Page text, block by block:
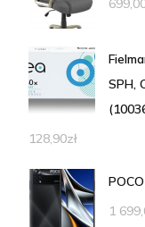
SPH,
128,90zł
1